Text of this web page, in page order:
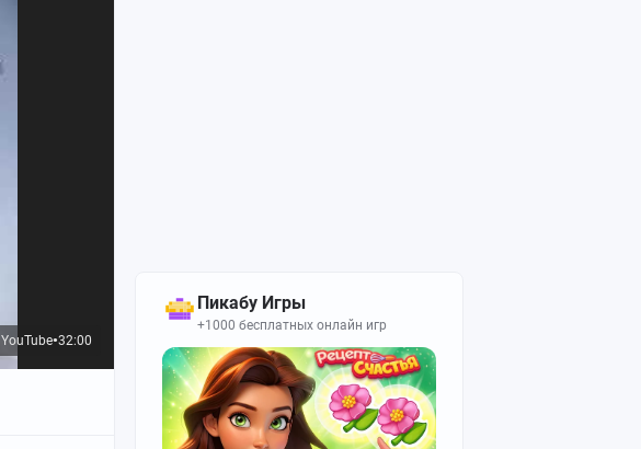
Пикабу Игры
+1000 бесплатных онлайн игр
YouTube●32:00